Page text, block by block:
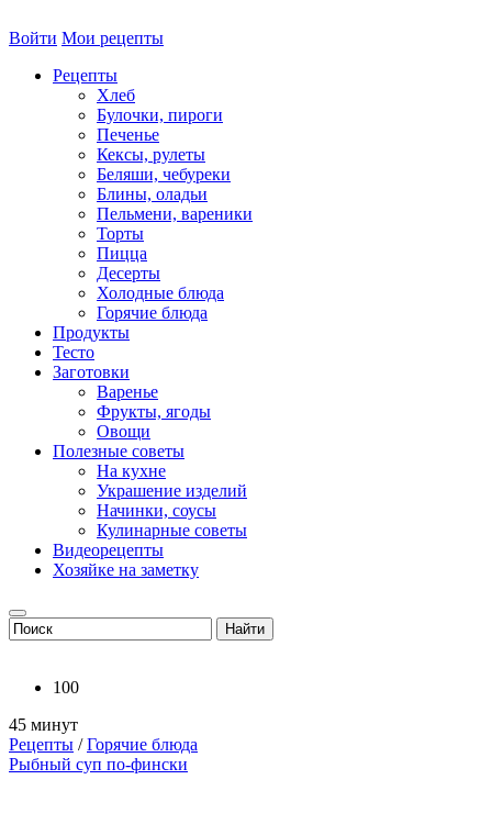
Войти Мои рецепты
Рецепты
Хлеб
Булочки, пироги
Печенье
Кексы, рулеты
Беляши, чебуреки
Блины, оладьи
Пельмени, вареники
Торты
Пицца
Десерты
Холодные блюда
Горячие блюда
Продукты
Тесто
Заготовки
Варенье
Фрукты, ягоды
Овощи
Полезные советы
На кухне
Украшение изделий
Начинки, соусы
Кулинарные советы
Видеорецепты
Хозяйке на заметку
100
45 минут
Рецепты /Горячие блюда
Рыбный суп по-фински